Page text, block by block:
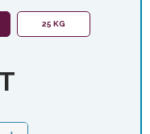
25 KG